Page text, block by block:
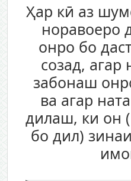
Ҳар кӣ аз
норавоеро
онро бо
созад, агар
забонаш
ва агар
дилаш, ки он
бо дил)